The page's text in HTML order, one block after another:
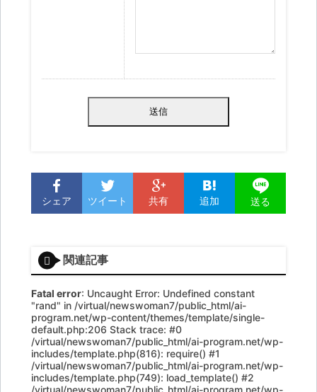
シェア ツイート 共有 追加 送る
関連記事
Fatal error: Uncaught Error: Undefined constant
"rand" in /virtual/newswoman7/public_html/ai-
program.net/wp-content/themes/template/single-
default.php:206 Stack trace: #0
/virtual/newswoman7/public_html/ai-program.net/wp-
includes/template.php(816): require() #1
/virtual/newswoman7/public_html/ai-program.net/wp-
includes/template.php(749): load_template() #2